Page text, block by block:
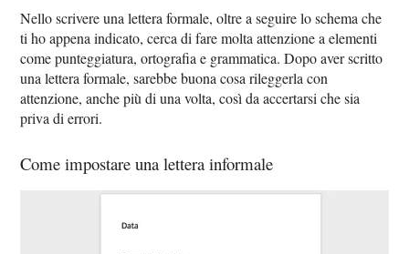
Nello scrivere una lettera formale, oltre a seguire lo schema che
ti ho appena indicato, cerca di fare molta attenzione a elementi
come punteggiatura, ortografia e grammatica. Dopo aver scritto
una lettera formale, sarebbe buona cosa rileggerla con
attenzione, anche più di una volta, così da accertarsi che sia
priva di errori.
Come impostare una lettera informale